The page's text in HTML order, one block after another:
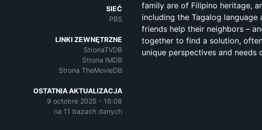
SIEĆ
PBS
LINKI ZEWNĘTRZNE
StronaTVDB
Strona IMDB
Strona TheMovieDB
OSTATNIA AKTUALIZACJA
9 octobre 2025 - 16:08
na 11 bazach danych
family are of Filipino heritage,
including the Tagalog
friends help their neighbors –
together to find a solution,
unique perspectives and needs